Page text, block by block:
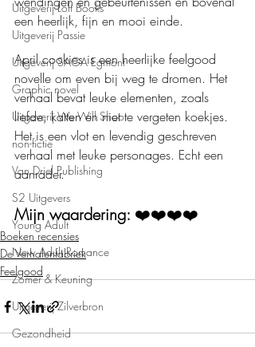
Uitgeverij Loft Books
Uitgeverij Passie
Uitgeverij SAGA Egmont
Graphic novel
Uitgeverij We Will Shoot
non-fictie
Van Driel Publishing
S2 Uitgevers
Young Adult
New Adult Romance
Zomer & Keuning
Uitgeverij Zilverbron
Gezondheid
een heerlijk, fijn en mooi einde.
April cookies is een heerlijke feelgood
novelle om even bij weg te dromen. Het
verhaal bevat leuke elementen, zoals
liefde, katten en niet te vergeten koekjes.
Het is een vlot en levendig geschreven
verhaal met leuke personages. Echt een
aanrader.
Mijn waardering: ❤️❤️❤️❤️
Boeken recensies
De Verhalenfabriek
Feelgood